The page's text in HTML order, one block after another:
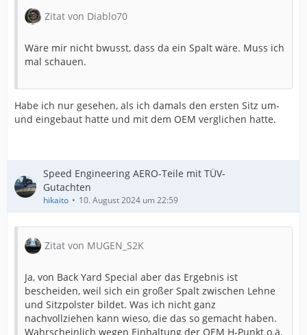
Zitat von Diablo70
Wäre mir nicht bwusst, dass da ein Spalt wäre. Muss ich
mal schauen.
Habe ich nur gesehen, als ich damals den ersten Sitz um-
und eingebaut hatte und mit dem OEM verglichen hatte.
Speed Engineering AERO-Teile mit TÜV-
Gutachten
hikaito 10. August 2024 um 22:59
Zitat von MUGEN_S2K
Ja, von Back Yard Special aber das Ergebnis ist
bescheiden, weil sich ein großer Spalt zwischen Lehne
und Sitzpolster bildet. Was ich nicht ganz
nachvollziehen kann wieso, die das so gemacht haben.
Wahrscheinlich wegen Einhaltung der OEM H-Punkt o.ä.